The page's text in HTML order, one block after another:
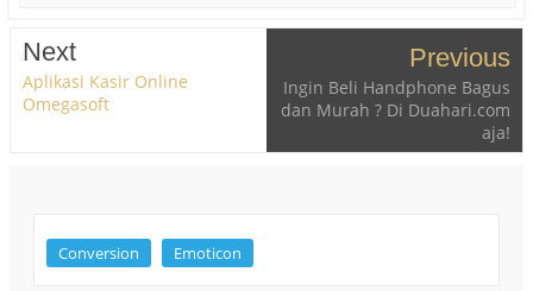
Next
Aplikasi Kasir Online
Omegasoft
Previous
Ingin Beli Handphone Bagus
dan Murah ? Di Duahari.com
aja!
Conversion Emoticon